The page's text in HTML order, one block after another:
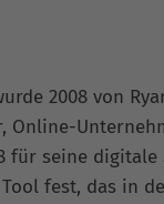
2008 von
für seine digitale
fest, das in